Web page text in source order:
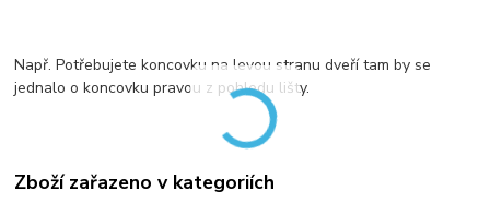
Např. Potřebujete koncovku na levou stranu dveří tam by se
jednalo o koncovku pravou z pohledu lišty.
Zboží zařazeno v kategoriích